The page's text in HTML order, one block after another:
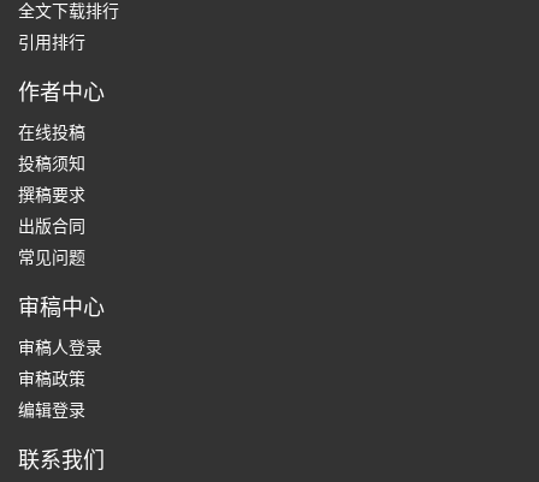
全文下载排行
引用排行
作者中心
在线投稿
投稿须知
撰稿要求
出版合同
常见问题
审稿中心
审稿人登录
审稿政策
编辑登录
联系我们